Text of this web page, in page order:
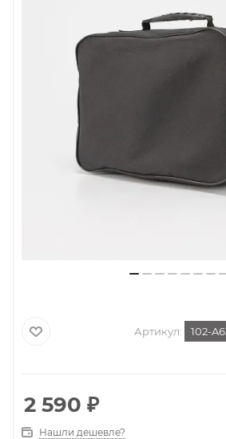
Артикул: 102-
2 590 ₽
Нашли дешевле?